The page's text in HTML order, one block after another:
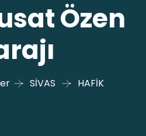
Özen
SİVAS HAFİK